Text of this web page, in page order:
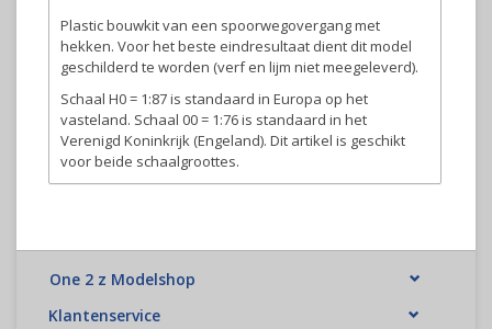
Plastic bouwkit van een spoorwegovergang met
hekken. Voor het beste eindresultaat dient dit model
geschilderd te worden (verf en lijm niet meegeleverd).
Schaal H0 = 1:87 is standaard in Europa op het
vasteland. Schaal 00 = 1:76 is standaard in het
Verenigd Koninkrijk (Engeland). Dit artikel is geschikt
voor beide schaalgroottes.
One 2 z Modelshop
Klantenservice